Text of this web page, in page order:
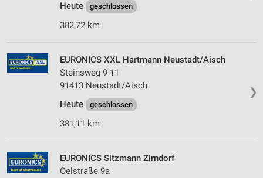
Heute
geschlossen
382,72 km
❯
EURONICS XXL Hartmann Neustadt/Aisch
Steinsweg 9-11
91413 Neustadt/Aisch
Heute
geschlossen
381,11 km
EURONICS Sitzmann Zirndorf
Oelstraße 9a